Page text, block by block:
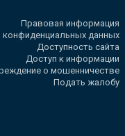
Правовая информация
данных
Доступность сайта
Доступ к информации
о мошенничестве
Подать жалобу